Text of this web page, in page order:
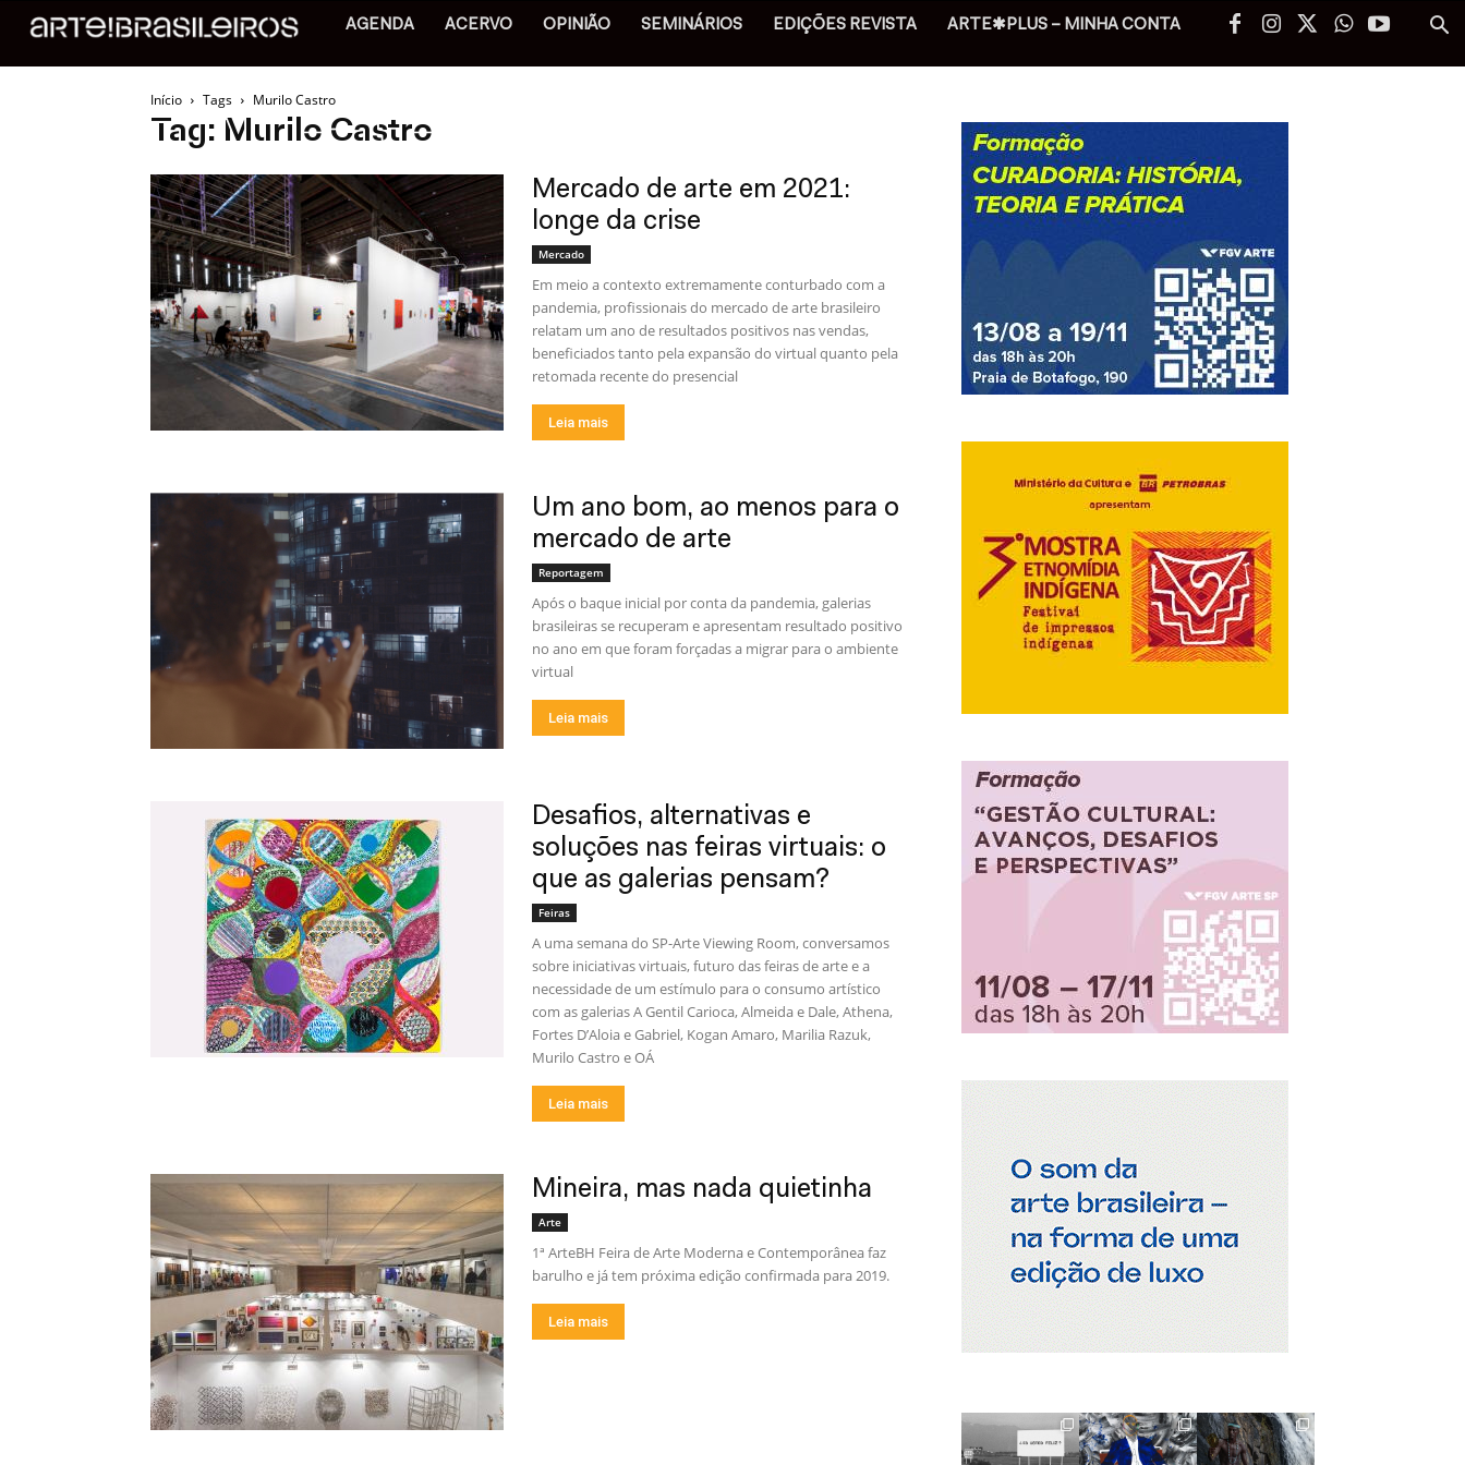
AGENDA ACERVO OPINIÃO SEMINÁRIOS EDIÇÕES REVISTA ARTE✱PLUS – MINHA CONTA
Início Tags Murilo Castro
Tag: Murilo Castro
Mercado de arte em 2021:
longe da crise
Mercado
Em meio a contexto extremamente conturbado com a
pandemia, profissionais do mercado de arte brasileiro
relatam um ano de resultados positivos nas vendas,
beneficiados tanto pela expansão do virtual quanto pela
retomada recente do presencial
Leia mais
Um ano bom, ao menos para o
mercado de arte
Reportagem
Após o baque inicial por conta da pandemia, galerias
brasileiras se recuperam e apresentam resultado positivo
no ano em que foram forçadas a migrar para o ambiente
virtual
Leia mais
Desafios, alternativas e
soluções nas feiras virtuais: o
que as galerias pensam?
Feiras
A uma semana do SP-Arte Viewing Room, conversamos
sobre iniciativas virtuais, futuro das feiras de arte e a
necessidade de um estímulo para o consumo artístico
com as galerias A Gentil Carioca, Almeida e Dale, Athena,
Fortes D’Aloia e Gabriel, Kogan Amaro, Marilia Razuk,
Murilo Castro e OÁ
Leia mais
Mineira, mas nada quietinha
Arte
1ª ArteBH Feira de Arte Moderna e Contemporânea faz
barulho e já tem próxima edição confirmada para 2019.
Leia mais